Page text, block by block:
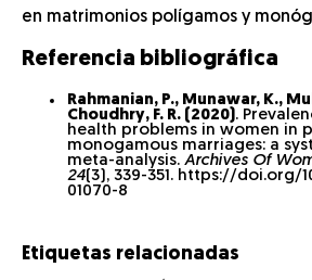
en matrimonios polígamos y
Referencia bibliográfica
Rahmanian, P., Munawar, K.,
Choudhry, F. R. (2020).
health problems in women in
monogamous marriages: a
meta-analysis. Archives Of
24(3), 339-351. https://doi.org/
01070-8
Etiquetas relacionadas